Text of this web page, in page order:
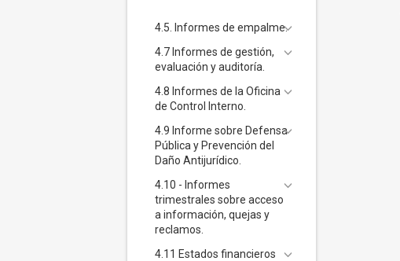
4.5. Informes de empalme.
4.7 Informes de gestión,
evaluación y auditoría.
4.8 Informes de la Oficina
de Control Interno.
4.9 Informe sobre Defensa
Pública y Prevención del
Daño Antijurídico.
4.10 - Informes
trimestrales sobre acceso
a información, quejas y
reclamos.
4.11 Estados financieros